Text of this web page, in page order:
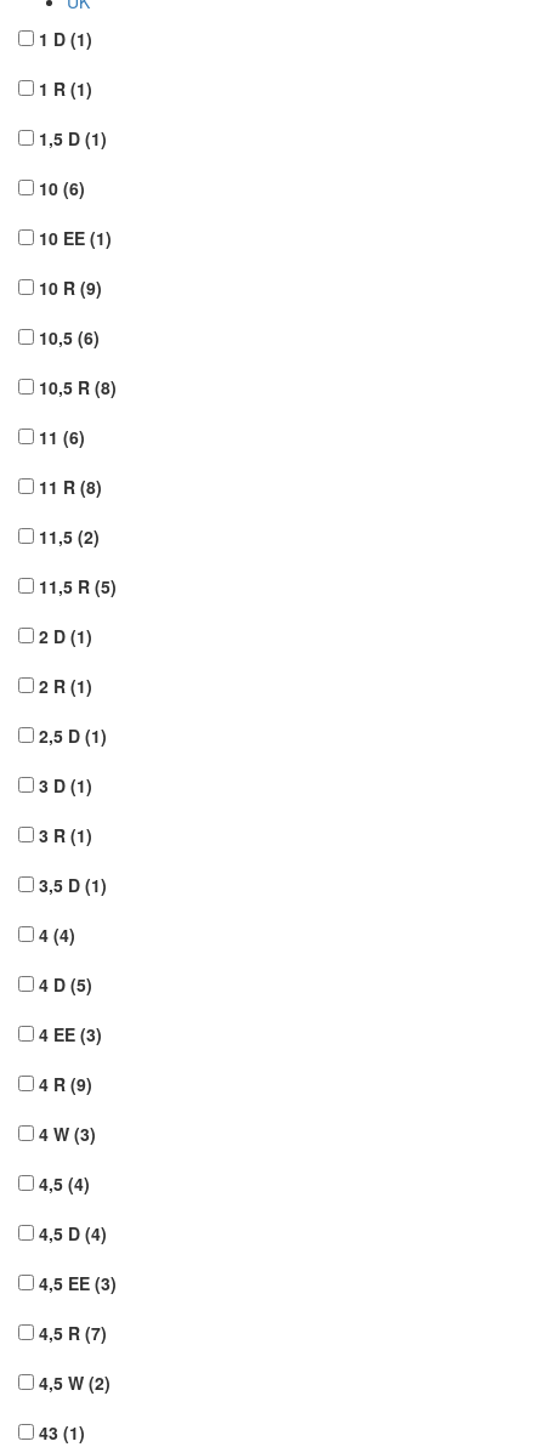
1 D (1)
1 R (1)
1,5 D (1)
10 (6)
10 EE (1)
10 R (9)
10,5 (6)
10,5 R (8)
11 (6)
11 R (8)
11,5 (2)
11,5 R (5)
2 D (1)
2 R (1)
2,5 D (1)
3 D (1)
3 R (1)
3,5 D (1)
4 (4)
4 D (5)
4 EE (3)
4 R (9)
4 W (3)
4,5 (4)
4,5 D (4)
4,5 EE (3)
4,5 R (7)
4,5 W (2)
43 (1)